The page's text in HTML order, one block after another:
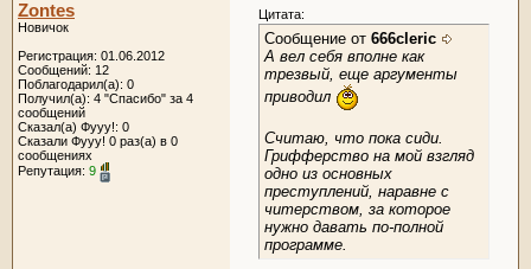
Zontes
Новичок
Регистрация: 01.06.2012
Сообщений: 12
Поблагодарил(а): 0
Получил(а): 4 "Спасибо" за 4
сообщений
Сказал(а) Фууу!: 0
Сказали Фууу! 0 раз(а) в 0
сообщениях
Репутация: 9
Цитата:
Сообщение от 666cleric
А вел себя вполне как
трезвый, еще аргументы
приводил
Считаю, что пока сиди.
Грифферство на мой взгляд
одно из основных
преступлений, наравне с
читерством, за которое
нужно давать по-полной
программе.